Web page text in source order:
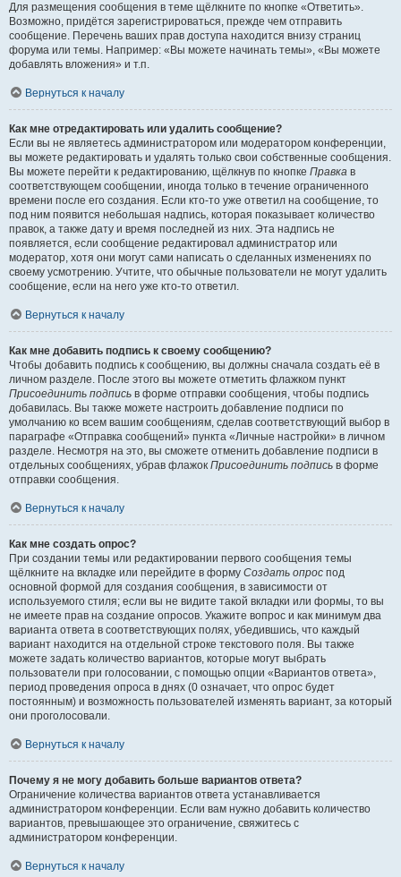
Для размещения сообщения в теме щёлкните по кнопке «Ответить».
Возможно, придётся зарегистрироваться, прежде чем отправить
сообщение. Перечень ваших прав доступа находится внизу страниц
форума или темы. Например: «Вы можете начинать темы», «Вы можете
добавлять вложения» и т.п.
Вернуться к началу
Как мне отредактировать или удалить сообщение?
Если вы не являетесь администратором или модератором конференции,
вы можете редактировать и удалять только свои собственные сообщения.
Вы можете перейти к редактированию, щёлкнув по кнопке Правка в
соответствующем сообщении, иногда только в течение ограниченного
времени после его создания. Если кто-то уже ответил на сообщение, то
под ним появится небольшая надпись, которая показывает количество
правок, а также дату и время последней из них. Эта надпись не
появляется, если сообщение редактировал администратор или
модератор, хотя они могут сами написать о сделанных изменениях по
своему усмотрению. Учтите, что обычные пользователи не могут удалить
сообщение, если на него уже кто-то ответил.
Вернуться к началу
Как мне добавить подпись к своему сообщению?
Чтобы добавить подпись к сообщению, вы должны сначала создать её в
личном разделе. После этого вы можете отметить флажком пункт
Присоединить подпись в форме отправки сообщения, чтобы подпись
добавилась. Вы также можете настроить добавление подписи по
умолчанию ко всем вашим сообщениям, сделав соответствующий выбор в
параграфе «Отправка сообщений» пункта «Личные настройки» в личном
разделе. Несмотря на это, вы сможете отменить добавление подписи в
отдельных сообщениях, убрав флажок Присоединить подпись в форме
отправки сообщения.
Вернуться к началу
Как мне создать опрос?
При создании темы или редактировании первого сообщения темы
щёлкните на вкладке или перейдите в форму Создать опрос под
основной формой для создания сообщения, в зависимости от
используемого стиля; если вы не видите такой вкладки или формы, то вы
не имеете прав на создание опросов. Укажите вопрос и как минимум два
варианта ответа в соответствующих полях, убедившись, что каждый
вариант находится на отдельной строке текстового поля. Вы также
можете задать количество вариантов, которые могут выбрать
пользователи при голосовании, с помощью опции «Вариантов ответа»,
период проведения опроса в днях (0 означает, что опрос будет
постоянным) и возможность пользователей изменять вариант, за который
они проголосовали.
Вернуться к началу
Почему я не могу добавить больше вариантов ответа?
Ограничение количества вариантов ответа устанавливается
администратором конференции. Если вам нужно добавить количество
вариантов, превышающее это ограничение, свяжитесь с
администратором конференции.
Вернуться к началу